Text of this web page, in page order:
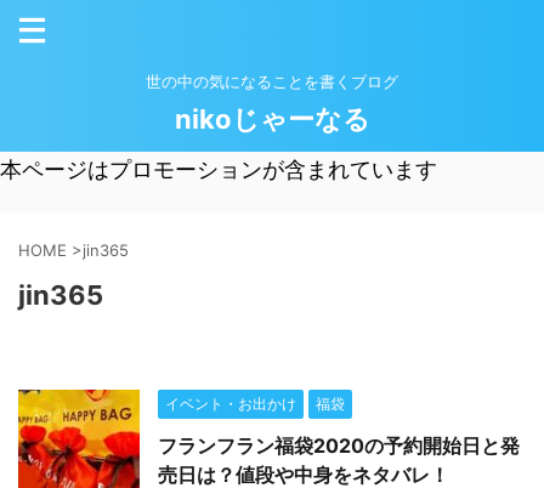
世の中の気になることを書くブログ
nikoじゃーなる
本ページはプロモーションが含まれています
HOME >jin365
jin365
イベント・お出かけ 福袋
フランフラン福袋2020の予約開始日と発
売日は？値段や中身をネタバレ！